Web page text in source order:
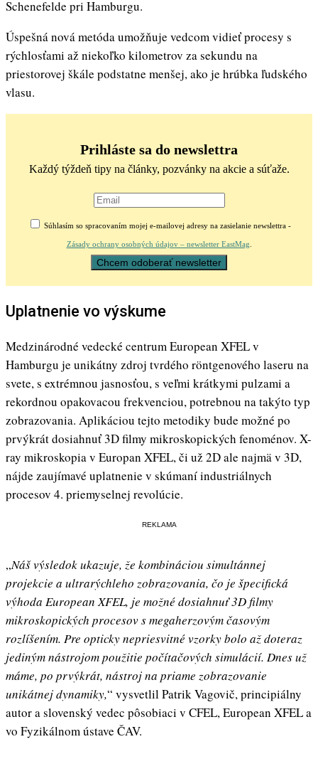
Schenefelde pri Hamburgu.
Úspešná nová metóda umožňuje vedcom vidieť procesy s
rýchlosťami až niekoľko kilometrov za sekundu na
priestorovej škále podstatne menšej, ako je hrúbka ľudského
vlasu.
Prihláste sa do newslettra
Každý týždeň tipy na články, pozvánky na akcie a súťaže.
Súhlasím so spracovaním mojej e-mailovej adresy na zasielanie newslettra -
Zásady ochrany osobných údajov – newsletter EastMag
Uplatnenie vo výskume
Medzinárodné vedecké centrum European XFEL v
Hamburgu je unikátny zdroj tvrdého röntgenového laseru na
svete, s extrémnou jasnosťou, s veľmi krátkymi pulzami a
rekordnou opakovacou frekvenciou, potrebnou na takýto typ
zobrazovania. Aplikáciou tejto metodiky bude možné po
prvýkrát dosiahnuť 3D filmy mikroskopických fenoménov. X-
ray mikroskopia v Europan XFEL, či už 2D ale najmä v 3D,
nájde zaujímavé uplatnenie v skúmaní industriálnych
procesov 4. priemyselnej revolúcie.
REKLAMA
„Náš výsledok ukazuje, že kombináciou simultánnej
projekcie a ultrarýchleho zobrazovania, čo je špecifická
výhoda European XFEL, je možné dosiahnuť 3D filmy
mikroskopických procesov s megaherzovým časovým
rozlíšením. Pre opticky nepriesvitné vzorky bolo až doteraz
jediným nástrojom použitie počítačových simulácií. Dnes už
máme, po prvýkrát, nástroj na priame zobrazovanie
unikátnej dynamiky,“ vysvetlil Patrik Vagovič, principiálny
autor a slovenský vedec pôsobiaci v CFEL, European XFEL a
vo Fyzikálnom ústave ČAV.